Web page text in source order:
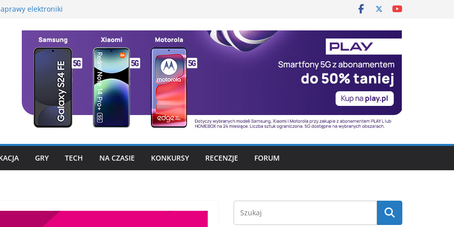
elektroniki
Huawei
2 – test, recenzja
fotograficznego
to już nie problem
GRY TECH NA CZASIE KONKURSY RECENZJE FORUM